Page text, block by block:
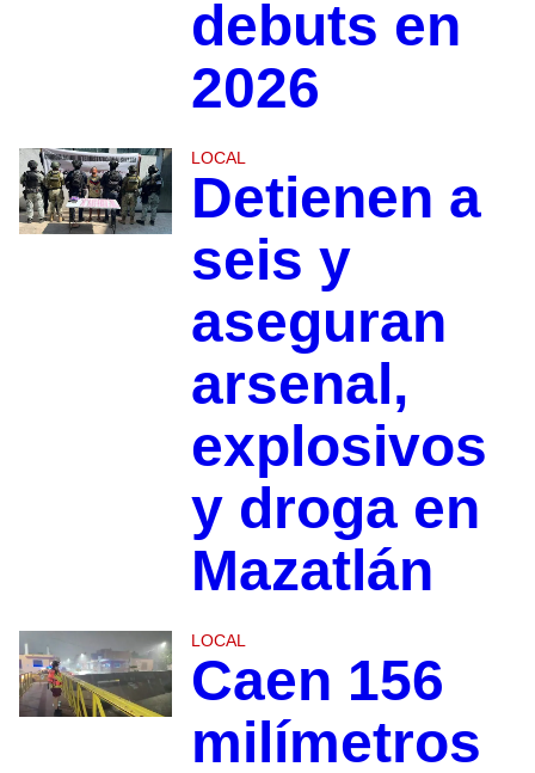
debuts en
2026
LOCAL
Detienen a
seis y
aseguran
arsenal,
explosivos
y droga en
Mazatlán
LOCAL
Caen 156
milímetros